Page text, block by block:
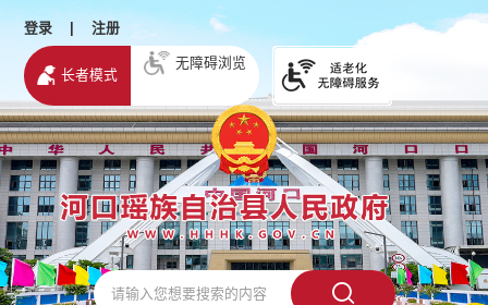
登录 | 注册
长者模式
无障碍浏览